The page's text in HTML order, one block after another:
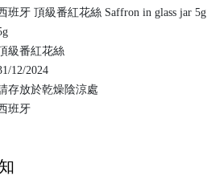
班牙 頂級番紅花絲 Saffron in glass jar 5g
級番紅花絲
12/2024
存放於乾燥陰涼處
班牙